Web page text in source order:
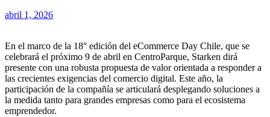
abril 1, 2026
En el marco de la 18° edición del eCommerce Day Chile, que se
celebrará el próximo 9 de abril en CentroParque, Starken dirá
presente con una robusta propuesta de valor orientada a responder a
las crecientes exigencias del comercio digital. Este año, la
participación de la compañía se articulará desplegando soluciones a
la medida tanto para grandes empresas como para el ecosistema
emprendedor.